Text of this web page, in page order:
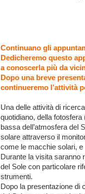
Continuano gli
Dedicheremo questo
a conoscerla più da
Dopo una breve
continueremo l’attività
Una delle attività di
quotidiano, della
bassa dell’atmosfera del
solare attraverso il
come le macchie solari, e
Durante la visita saranno
del Sole con particolare
strumenti.
Dopo la presentazione di